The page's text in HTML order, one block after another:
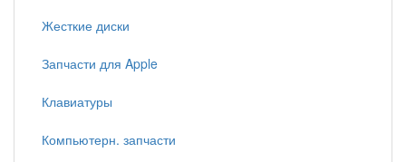
Жесткие диски
Запчасти для Apple
Клавиатуры
Компьютерн. запчасти